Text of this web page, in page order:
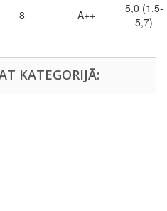
8 A++
5,0 (1,5-
5,7)
KATEGORIJĀ: